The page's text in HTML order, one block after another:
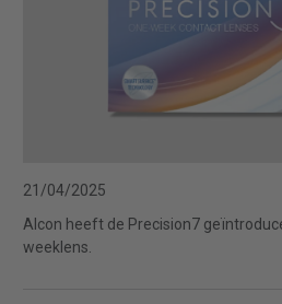
21/04/2025
Alcon heeft de Precision7
weeklens.